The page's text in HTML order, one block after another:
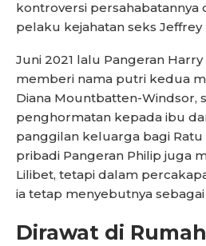
kontroversi persahabatannya
pelaku kejahatan seks Jeffrey
Juni 2021 lalu Pangeran
memberi nama putri kedua
Diana Mountbatten-Windsor,
penghormatan kepada ibu
panggilan keluarga bagi Ratu
pribadi Pangeran Philip juga
Lilibet, tetapi dalam
ia tetap menyebutnya sebagai
Dirawat di